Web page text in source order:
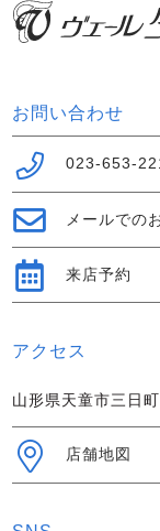
お問い合わせ
023-653-
メールでの
来店予約
アクセス
山形県天童市三日
店舗地図